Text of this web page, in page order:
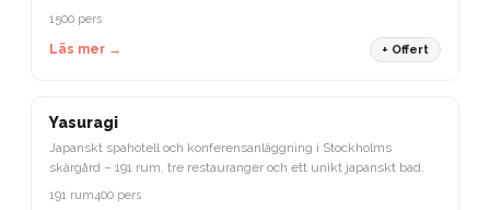
1500 pers
Läs mer → + Offert
STOCKHOLM
Yasuragi
Japanskt spahotell och konferensanläggning i Stockholms
skärgård – 191 rum, tre restauranger och ett unikt japanskt bad.
191 rum400 pers